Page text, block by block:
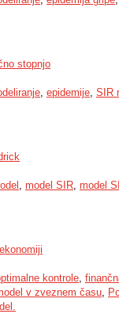
stopnjo
, epidemije, SIR
, model SIR, model SI
kontrole,
v zveznem času,